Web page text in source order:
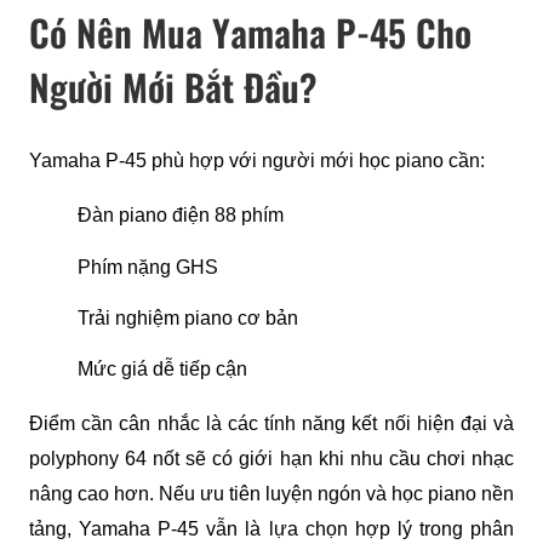
Có Nên Mua Yamaha P-45 Cho
Người Mới Bắt Đầu?
Yamaha P-45 phù hợp với người mới học piano cần:
Đàn piano điện 88 phím
Phím nặng GHS
Trải nghiệm piano cơ bản
Mức giá dễ tiếp cận
Điểm cần cân nhắc là các tính năng kết nối hiện đại và
polyphony 64 nốt sẽ có giới hạn khi nhu cầu chơi nhạc
nâng cao hơn. Nếu ưu tiên luyện ngón và học piano nền
tảng, Yamaha P-45 vẫn là lựa chọn hợp lý trong phân